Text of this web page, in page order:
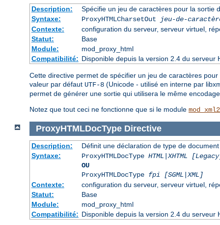
Description:
Spécifie un jeu de caractères pour la sortie
Syntaxe:
ProxyHTMLCharsetOut
jeu-de-
Contexte:
configuration du serveur, serveur virtuel,
Statut:
Base
Module:
mod_proxy_html
Compatibilité: Disponible depuis la version 2.4 du
Cette directive permet de spécifier un jeu de caractères
valeur par défaut UTF-8 (Unicode - utilisé en interne par
permet de générer une sortie qui utilisera le même
Notez que tout ceci ne fonctionne que si le module
ProxyHTMLDocType Directive
Description:
Définit une déclaration de type de
Syntaxe:
ProxyHTMLDocType HTML|XHTML
OU
ProxyHTMLDocType fpi [SGML|XML]
Contexte:
configuration du serveur, serveur virtuel,
Statut:
Base
Module:
mod_proxy_html
Compatibilité: Disponible depuis la version 2.4 du